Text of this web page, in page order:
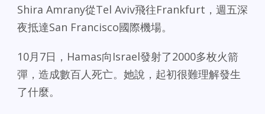
Shira Amrany從Tel Aviv飛往Frankfurt，週五深
夜抵達San Francisco國際機場。
10月7日，Hamas向Israel發射了2000多枚火箭
彈，造成數百人死亡。她說，起初很難理解發生
了什麼。